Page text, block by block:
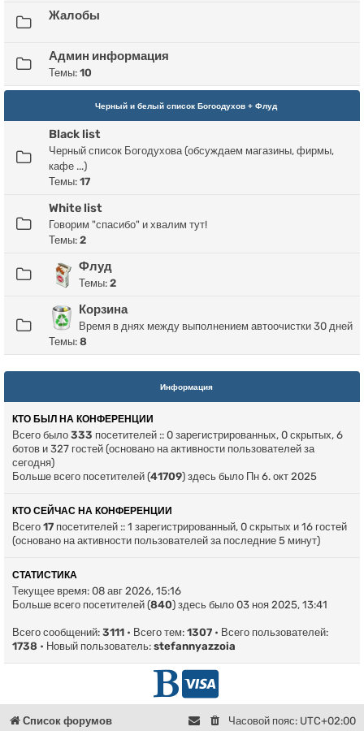
Жалобы
Админ информация
Темы: 10
Черный и белый список Богоодухов + Флуд
Black list
Черный список Богодухова (обсуждаем магазины, фирмы,
кафе ...)
Темы: 17
White list
Говорим "спасибо" и хвалим тут!
Темы: 2
Флуд
Темы: 2
Корзина
Время в днях между выполнением автоочистки 30 дней
Темы: 8
Информация
КТО БЫЛ НА КОНФЕРЕНЦИИ
Всего было 333 посетителей :: 0 зарегистрированных, 0 скрытых, 6
ботов и 327 гостей (основано на активности пользователей за
сегодня)
Больше всего посетителей (41709) здесь было Пн 6. окт 2025
КТО СЕЙЧАС НА КОНФЕРЕНЦИИ
Всего 17 посетителей :: 1 зарегистрированный, 0 скрытых и 16 гостей
(основано на активности пользователей за последние 5 минут)
СТАТИСТИКА
Текущее время: 08 авг 2026, 15:16
Больше всего посетителей (840) здесь было 03 ноя 2025, 13:41
Всего сообщений: 3111 • Всего тем: 1307 • Всего пользователей:
1738 • Новый пользователь: stefannyazzoia
Г
D
o
Список форумов Часовой пояс: UTC+02:00